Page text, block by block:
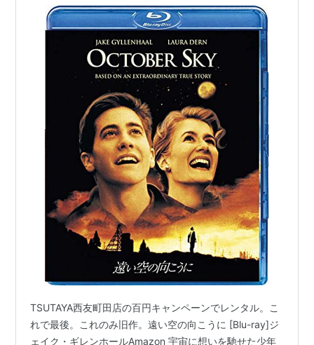
TSUTAYA西友町田店の百円キャンペーンでレンタル。こ
れで最後。これのみ旧作。遠い空の向こうに [Blu-ray]ジ
ェイク・ギレンホールAmazon 宇宙に想いを馳せた少年